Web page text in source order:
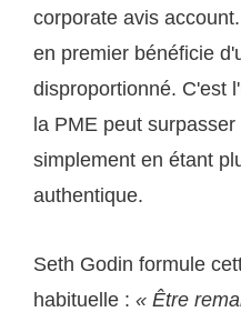
corporate avis
en premier bénéficie
disproportionné. C'est
la PME peut
simplement en étant
authentique.
Seth Godin formule
habituelle : « Être